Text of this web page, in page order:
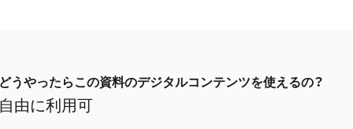
どうやったらこの資料のデジタルコンテンツを使えるの？
自由に利用可